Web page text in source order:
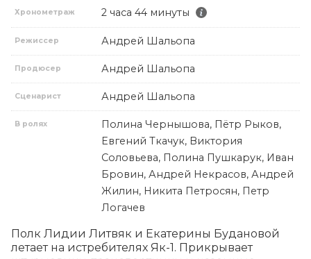
Хронометраж 2 часа 44 минуты
Режиссер Андрей Шальопа
Продюсер Андрей Шальопа
Сценарист Андрей Шальопа
В ролях
Полина Чернышова, Пётр Рыков,
Евгений Ткачук, Виктория
Соловьева, Полина Пушкарук, Иван
Бровин, Андрей Некрасов, Андрей
Жилин, Никита Петросян, Петр
Логачев
Полк Лидии Литвяк и Екатерины Будановой
летает на истребителях Як-1. Прикрывает